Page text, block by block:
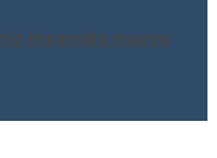
incendio nuovo